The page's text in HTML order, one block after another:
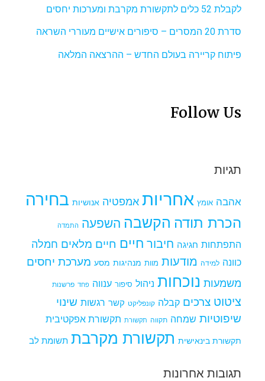
לקבלת 52 כלים לתקשורת מקרבת ומערכות יחסים
סדרת 20 המסרים – סיפורים אישיים מעוררי השראה
פיתוח קריירה בעולם החדש – ההרצאה המלאה
Follow Us
תגיות
אהבה אומץ אחריות אמפטיה אנושיות בחירה
הכרת תודה הקשבה השפעה התמדה
התפתחות חגיגה חיבור חיים חיים מלאים חמלה
כוונה למידה מודעות מוות מנהיגות מסע מערכת יחסים
משמעות נוכחות ניהול סיפור ענווה פחד פרשנות
ציטוט צרכים קבלה קונפליקט קשר רגשות שינוי
שיפוטיות שמחה תקווה תקשורת תקשורת אפקטיבית
תקשורת בינאישית תקשורת מקרבת תשומת לב
תגובות אחרונות